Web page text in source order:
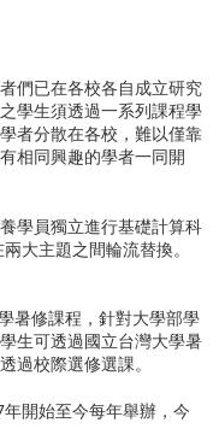
們已在各校各自成立研究
學生須透過一系列課程學
者分散在各校，難以僅靠
相同興趣的學者一同開
學員獨立進行基礎計算科
大主題之間輪流替換。
暑修課程，針對大學部學
生可透過國立台灣大學暑
過校際選修選課。
開始至今每年舉辦，今